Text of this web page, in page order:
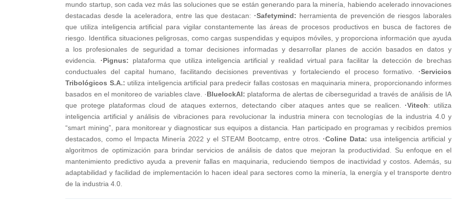
mundo startup, son cada vez más las soluciones que se están generando para la minería, habiendo acelerado innovaciones
destacadas desde la aceleradora, entre las que destacan: ·Safetymind: herramienta de prevención de riesgos laborales
que utiliza inteligencia artificial para vigilar constantemente las áreas de procesos productivos en busca de factores de
riesgo. Identifica situaciones peligrosas, como cargas suspendidas y equipos móviles, y proporciona información que ayuda
a los profesionales de seguridad a tomar decisiones informadas y desarrollar planes de acción basados en datos y
evidencia. ·Pignus: plataforma que utiliza inteligencia artificial y realidad virtual para facilitar la detección de brechas
conductuales del capital humano, facilitando decisiones preventivas y fortaleciendo el proceso formativo. ·Servicios
Tribológicos S.A.: utiliza inteligencia artificial para predecir fallas costosas en maquinaria minera, proporcionando informes
basados en el monitoreo de variables clave. ·BluelockAI: plataforma de alertas de ciberseguridad a través de análisis de IA
que protege plataformas cloud de ataques externos, detectando ciber ataques antes que se realicen. ·Vitech: utiliza
inteligencia artificial y análisis de vibraciones para revolucionar la industria minera con tecnologías de la industria 4.0 y
“smart mining”, para monitorear y diagnosticar sus equipos a distancia. Han participado en programas y recibidos premios
destacados, como el Impacta Minería 2022 y el STEAM Bootcamp, entre otros. ·Coline Data: usa inteligencia artificial y
algoritmos de optimización para brindar servicios de análisis de datos que mejoran la productividad. Su enfoque en el
mantenimiento predictivo ayuda a prevenir fallas en maquinaria, reduciendo tiempos de inactividad y costos. Además, su
adaptabilidad y facilidad de implementación lo hacen ideal para sectores como la minería, la energía y el transporte dentro
de la industria 4.0.